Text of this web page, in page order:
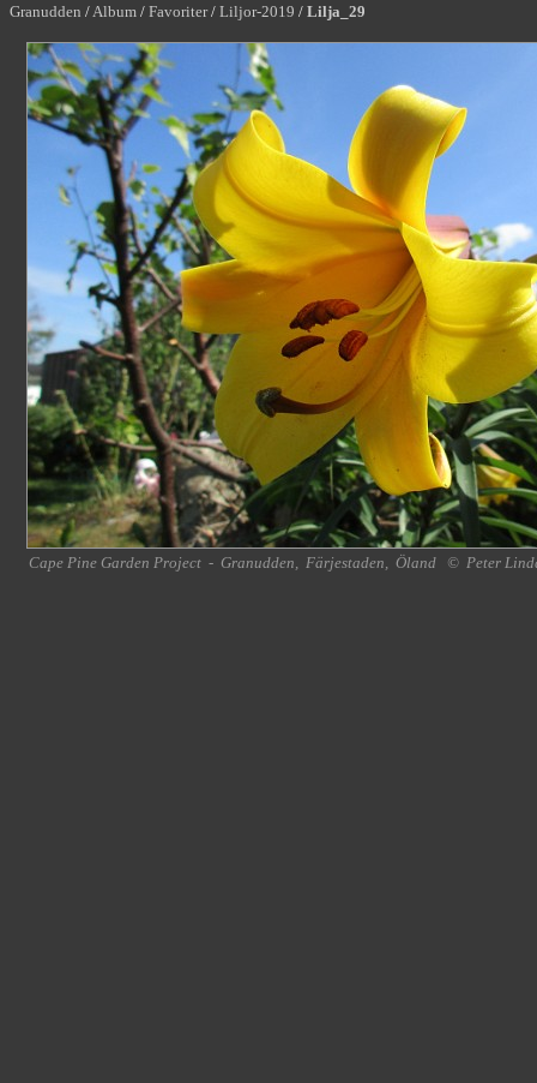
Granudden /Album / Favoriter / Liljor-2019 / Lilja_29
Cape Pine Garden Project - Granudden, Färjestaden, Öland © Peter